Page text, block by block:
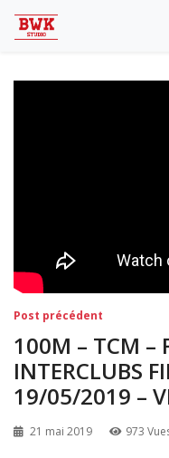
Eaubonne 2019
Navigation
de
l’article
Post précédent
100M – TCM –
INTERCLUBS
19/05/2019 –
21 mai 2019 973